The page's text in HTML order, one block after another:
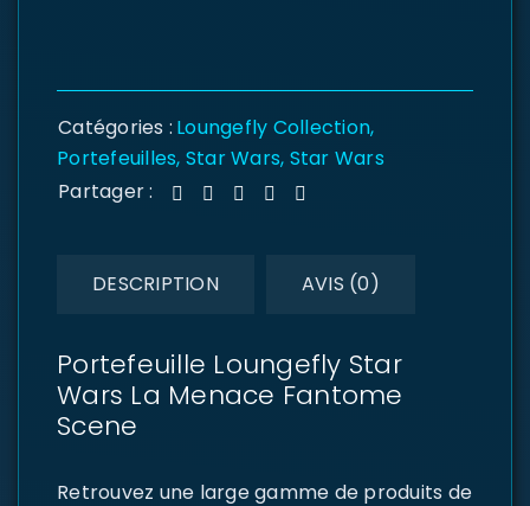
Catégories : Loungefly Collection,
Portefeuilles, Star Wars, Star Wars
Partager :
DESCRIPTION AVIS (0)
Portefeuille Loungefly Star
Wars La Menace Fantome
Scene
Retrouvez une large gamme de produits de